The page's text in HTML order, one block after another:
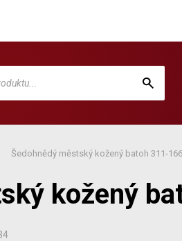
Šedohnědý městský kožený batoh 311-
kožený